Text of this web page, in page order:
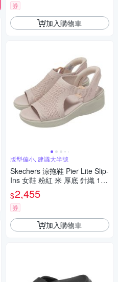
券
加入購物車
版型偏小, 建議大半號
Skechers 涼拖鞋 Pier Lite Slip-
Ins 女鞋 粉紅 米 厚底 針織 188
001BLSH
$2,455
券
加入購物車